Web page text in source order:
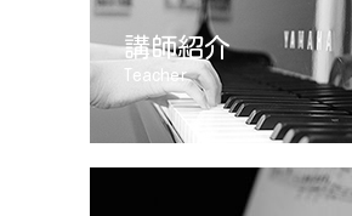
講師紹介
Teacher